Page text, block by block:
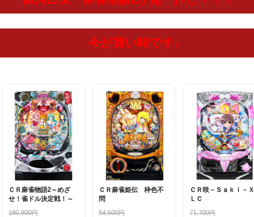
今が買い時です♪
ＣＲ麻雀物語2～めざ
せ！雀ドル決定戦！～
180,800円
ＣＲ麻雀姫伝 枠色不
問
54,600円
ＣＲ咲－Ｓａｋｉ－Ｘ
ＬＣ
71,700円